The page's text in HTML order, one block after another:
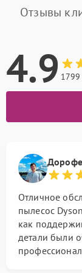
Отзывы
4.9 1799
Отличное
пылесос
как
детали были